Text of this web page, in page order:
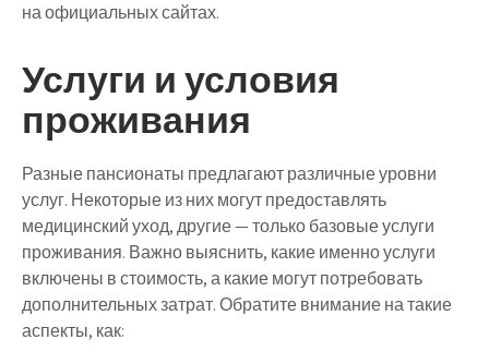
на официальных сайтах.
Услуги и условия
проживания
Разные пансионаты предлагают различные уровни
услуг. Некоторые из них могут предоставлять
медицинский уход, другие — только базовые услуги
проживания. Важно выяснить, какие именно услуги
включены в стоимость, а какие могут потребовать
дополнительных затрат. Обратите внимание на такие
аспекты, как: